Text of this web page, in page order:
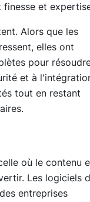
et
Alors que les
elles ont
pour
et à
tout en restant
où le contenu
Les logiciels
entreprises